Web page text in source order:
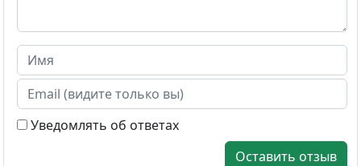
Уведомлять об ответах
Оставить отзыв